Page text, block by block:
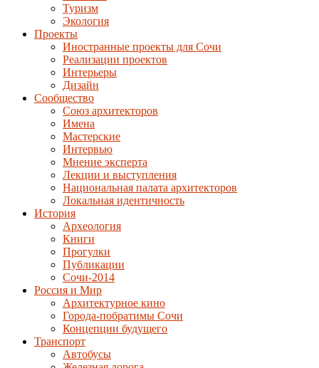
Туризм
Экология
Проекты
Иностранные проекты для Сочи
Реализации проектов
Интерьеры
Дизайн
Сообщество
Союз архитекторов
Имена
Мастерские
Интервью
Мнение эксперта
Лекции и выступления
Национальная палата архитекторов
Локальная идентичность
История
Археология
Книги
Прогулки
Публикации
Сочи-2014
Россия и Мир
Архитектурное кино
Города-побратимы Сочи
Концепции будущего
Транспорт
Автобусы